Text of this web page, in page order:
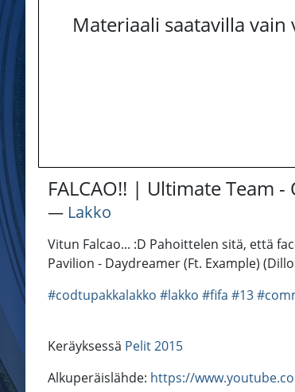
Materiaali saatavilla
FALCAO!! | Ultimate Team
― Lakko
Vitun Falcao... :D Pahoittelen sitä, että
Pavilion - Daydreamer (Ft. Example)
#codtupakkalakko #lakko #fifa #13
Keräyksessä Pelit 2015
Alkuperäislähde: https://